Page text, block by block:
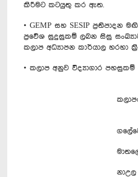
කිරීමට කටයුතු කර ඇත.
• GEMP සහ SESIP ප්‍රතිපාදන
ප්‍රවේශ සුදුසුකම් ලබන සිසු
කලාප අධ්‍යාපන කාර්යාල හරහා
• කලාප අනුව විද්‍යාගාර
නාඋල